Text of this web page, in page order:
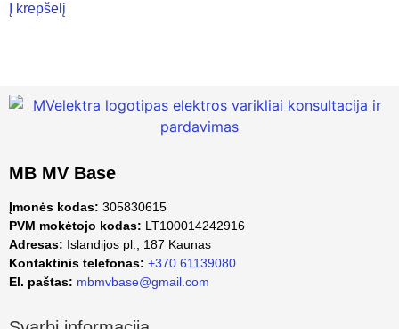
Į krepšelį
MB MV Base
Įmonės kodas: 305830615
PVM mokėtojo kodas: LT100014242916
Adresas: Islandijos pl., 187 Kaunas
Kontaktinis telefonas: +370 61139080
El. paštas: mbmvbase@gmail.com